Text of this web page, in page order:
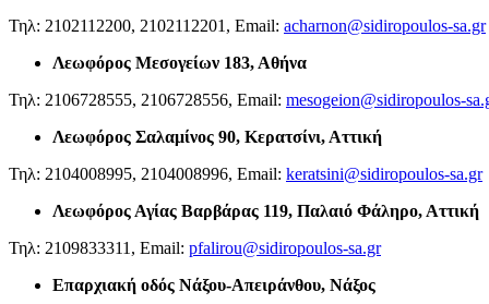
Τηλ: 2102112200, 2102112201, Email: acharnon@sidiropoulos-sa.gr
Λεωφόρος Μεσογείων 183, Αθήνα
Τηλ: 2106728555, 2106728556, Email: mesogeion@sidiropoulos-
Λεωφόρος Σαλαμίνος 90, Κερατσίνι, Αττική
Τηλ: 2104008995, 2104008996, Email: keratsini@sidiropoulos-sa.gr
Λεωφόρος Αγίας Βαρβάρας 119, Παλαιό Φάληρο, Αττική
Τηλ: 2109833311, Email: pfalirou@sidiropoulos-sa.gr
Επαρχιακή οδός Νάξου-Απειράνθου, Νάξος